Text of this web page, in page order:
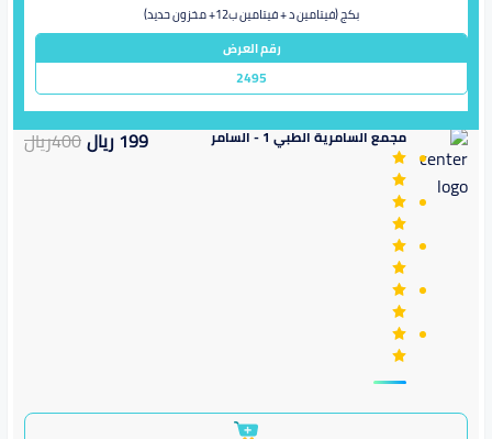
بكج (فيتامين د + فيتامين ب12+ مخزون حديد)
رقم العرض
2495
مجمع السامرية الطبي 1 - السامر 199ريال400ريال